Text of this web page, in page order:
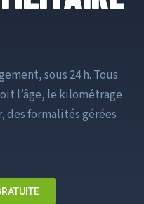
sous 24 h. Tous
l’âge, le kilométrage
des formalités gérées